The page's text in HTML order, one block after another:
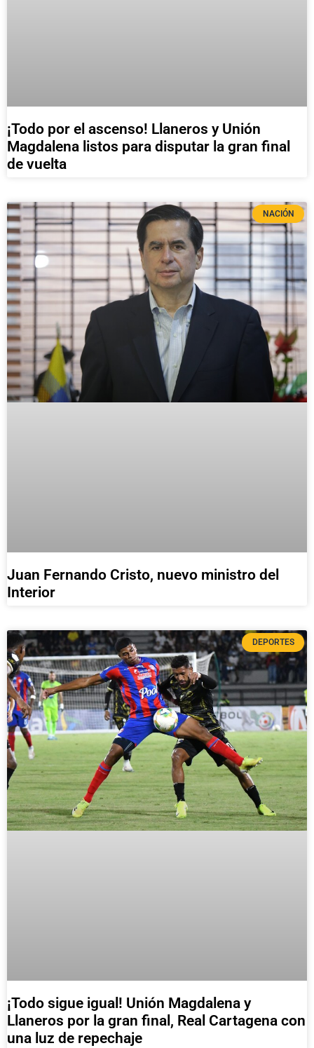
¡Todo por el ascenso! Llaneros y Unión
Magdalena listos para disputar la gran final
de vuelta
NACIÓN
Juan Fernando Cristo, nuevo ministro del
Interior
DEPORTES
¡Todo sigue igual! Unión Magdalena y
Llaneros por la gran final, Real Cartagena con
una luz de repechaje